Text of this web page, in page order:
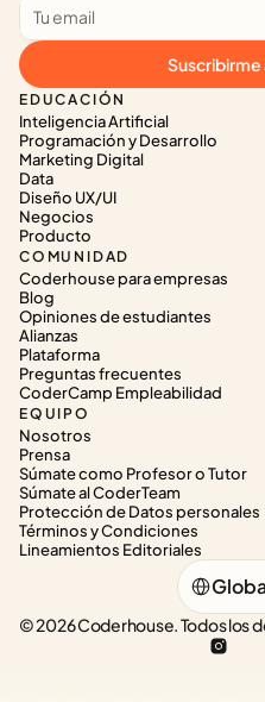
EDUCACIÓN
Inteligencia Artificial
Programación y Desarrollo
Marketing Digital
Data
Diseño UX/UI
Negocios
Producto
COMUNIDAD
Coderhouse para empresas
Blog
Opiniones de estudiantes
Alianzas
Plataforma
Preguntas frecuentes
CoderCamp Empleabilidad
EQUIPO
Nosotros
Prensa
Súmate como Profesor o Tutor
Súmate al CoderTeam
Protección de Datos personales
Términos y Condiciones
Lineamientos Editoriales
Suscribirme
Select
© 2026 Coderhouse. Todos los